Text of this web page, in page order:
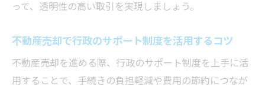
って、透明性の高い取引を実現しましょう。
不動産売却で行政のサポート制度を活用するコツ
不動産売却を進める際、行政のサポート制度を上手に活
用することで、手続きの負担軽減や費用の節約につなが